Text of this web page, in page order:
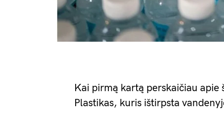
Kai pirmą kartą perskaičiau
Plastikas, kuris ištirpsta